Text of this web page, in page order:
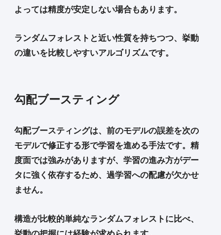
よっては精度が安定しない場合もあります。
ランダムフォレストと近い性質を持ちつつ、挙動
の違いを比較しやすいアルゴリズムです。
勾配ブースティング
勾配ブースティングは、前のモデルの誤差を次の
モデルで修正する形で学習を進める手法です。精
度面では強みがありますが、学習の進み方がデー
タに強く依存するため、過学習への配慮が欠かせ
ません。
構造が比較的単純なランダムフォレストに比べ、